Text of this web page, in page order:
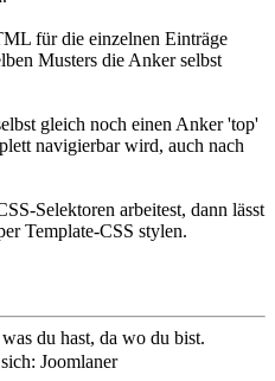
für die einzelnen Einträge
Musters die Anker selbst
gleich noch einen Anker 'top'
navigierbar wird, auch nach
Selektoren arbeitest, dann lässt
Template-CSS stylen.
du hast, da wo du bist.
Joomlaner